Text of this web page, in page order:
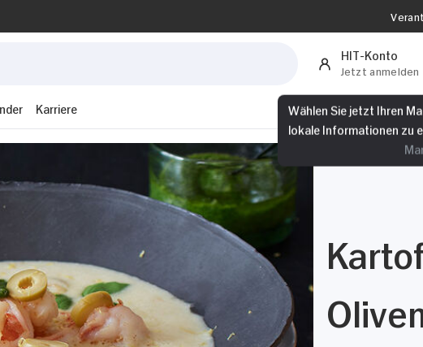
HIT-Konto
Jetzt anmelden
Wählen Sie jetzt Ihren
lokale Informationen zu
Karriere